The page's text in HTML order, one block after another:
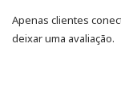
Apenas clientes
deixar uma avaliação.